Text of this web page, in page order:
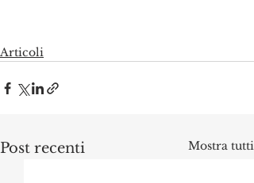
Articoli
Post recenti Mostra tutti